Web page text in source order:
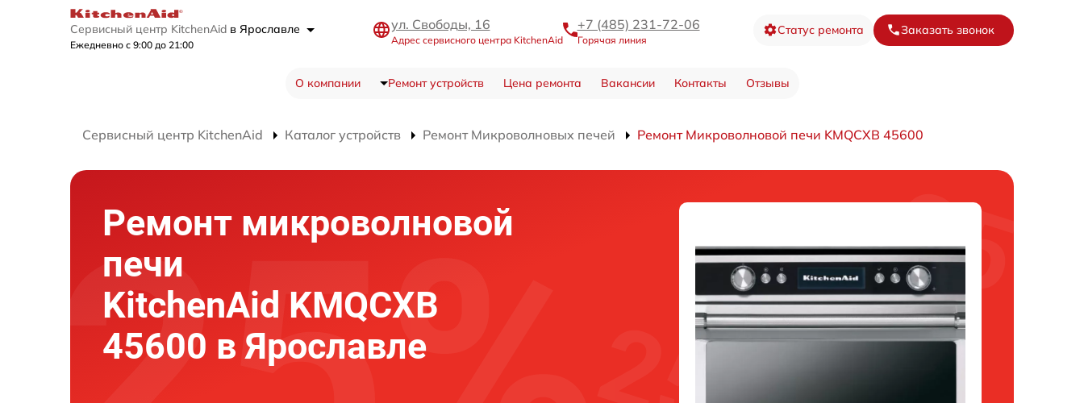
Сервисный центр KitchenAid в Ярославле
Ежедневно с 9:00 до 21:00
ул. Свободы, 16
Адрес сервисного центра KitchenAid
+7 (485) 231-72-06
Горячая линия
Статус ремонта Заказать звонок
О компании Ремонт устройств Цена ремонта Вакансии Контакты Отзывы
Сервисный центр KitchenAid Каталог устройств Ремонт Микроволновых печей Ремонт Микроволновой печи KMQCXB 45600
Ремонт микроволновой
печи
KitchenAid KMQCXB
45600 в Ярославле